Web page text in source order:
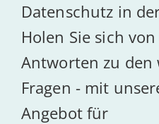
Datenschutz in
Holen Sie sich
Antworten zu den
Fragen - mit
Angebot für